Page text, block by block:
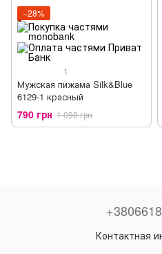
−28%
1
Мужская пижама Silk&Blue
6129-1 красный
790 грн 1 098 грн
Контактная